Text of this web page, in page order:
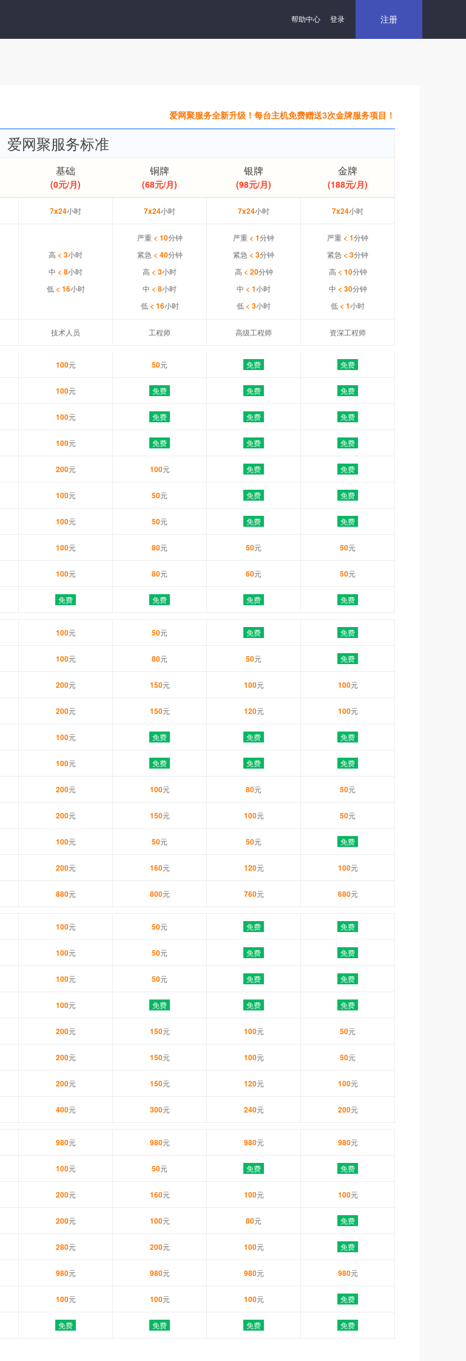
帮助中心 登录 注册
爱网聚服务全新升级！每台主机免费赠送3次金牌服务项目！
爱网聚服务标准
基础
(0元/月)
铜牌
(68元/月)
银牌
(98元/月)
金牌
(188元/月)
7x24小时 7x24小时 7x24小时 7x24小时
高 < 3小时
中 < 8小时
低 < 16小时
严重 < 10分钟
紧急 < 40分钟
高 < 3小时
中 < 8小时
低 < 16小时
严重 < 1分钟
紧急 < 3分钟
高 < 20分钟
中 < 1小时
低 < 3小时
严重 < 1分钟
紧急 < 3分钟
高 < 10分钟
中 < 30分钟
低 < 1小时
技术人员 工程师 高级工程师 资深工程师
100元 50元 免费 免费
100元 免费 免费 免费
100元 免费 免费 免费
100元 免费 免费 免费
200元 100元 免费 免费
100元 50元 免费 免费
100元 50元 免费 免费
100元 80元 50元 50元
100元 80元 60元 50元
免费 免费 免费 免费
100元 50元 免费 免费
100元 80元 50元 免费
200元 150元 100元 100元
200元 150元 120元 100元
100元 免费 免费 免费
100元 免费 免费 免费
200元 100元 80元 50元
200元 150元 100元 50元
100元 50元 50元 免费
200元 160元 120元 100元
880元 800元 760元 680元
100元 50元 免费 免费
100元 50元 免费 免费
100元 50元 免费 免费
100元 免费 免费 免费
200元 150元 100元 50元
200元 150元 100元 50元
200元 150元 120元 100元
400元 300元 240元 200元
980元 980元 980元 980元
100元 50元 免费 免费
200元 160元 100元 100元
200元 100元 80元 免费
280元 200元 100元 免费
980元 980元 980元 980元
100元 100元 100元 免费
免费 免费 免费 免费